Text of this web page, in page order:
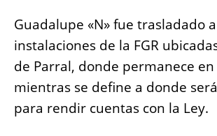
Guadalupe «N» fue trasladado
instalaciones de la FGR
de Parral, donde permanece
mientras se define a donde
para rendir cuentas con la Ley.